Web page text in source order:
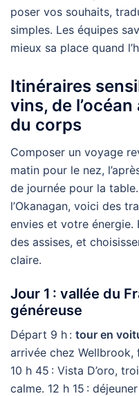
poser vos souhaits,
simples. Les équipes
mieux sa place quand
Itinéraires
vins, de
du corps
Composer un voyage
matin pour le nez,
de journée pour la
l’Okanagan, voici des
envies et votre énergie.
des assises, et
claire.
Jour 1 : vallée du
généreuse
Départ 9 h : tour en
arrivée chez
10 h 45 : Vista D’oro,
calme. 12 h 15 :